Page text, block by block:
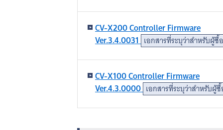
CV-X200 Controller Firmware
Ver.3.4.0031 เอกสารที่ระบุว่าสำหรับผู้ซื้
CV-X100 Controller Firmware
Ver.4.3.0000 เอกสารที่ระบุว่าสำหรับผู้